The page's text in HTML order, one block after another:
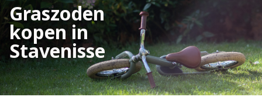
Graszoden
kopen in
Stavenisse